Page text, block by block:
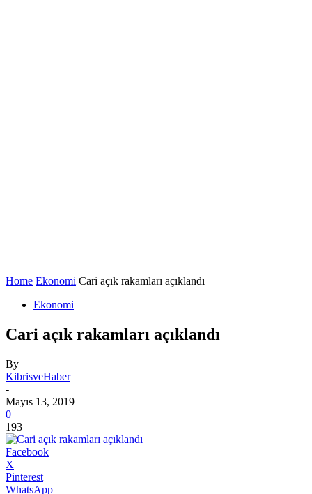
Home Ekonomi Cari açık rakamları açıklandı
Ekonomi
Cari açık rakamları açıklandı
By
KibrisveHaber
-
Mayıs 13, 2019
0
193
Facebook
X
Pinterest
WhatsApp